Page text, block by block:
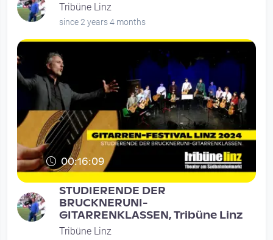
Tribüne Linz
since 2 years 4 months
00:16:09
STUDIERENDE DER
BRUCKNERUNI-
GITARRENKLASSEN, Tribüne Linz
Tribüne Linz